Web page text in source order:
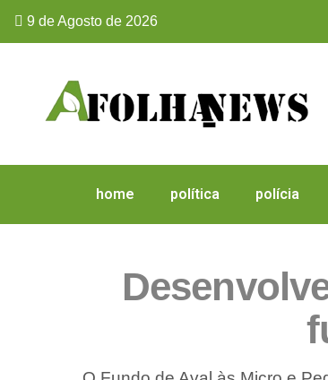
9 de Agosto de 2026
home política polícia